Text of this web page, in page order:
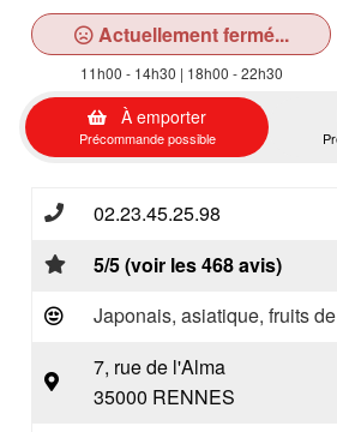
Actuellement fermé...
11h00 - 14h30 | 18h00 - 22h30
À emporter
Précommande possible
02.23.45.25.98
5/5 (voir les 468 avis)
Japonais, asiatique, fruits
7, rue de l'Alma
35000 RENNES